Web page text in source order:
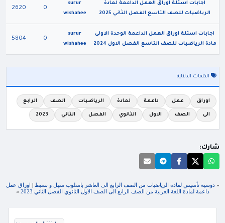
اجابات اسئلة اوراق العمل الداعمة لمادة
الرياضيات للصف التاسع الفصل الثاني 2025
surur
wishahee
0
2620
اجابات اسئلة اوراق العمل الداعمة الوحدة الاولى
مادة الرياضيات للصف التاسع الفصل الاول 2024
surur
wishahee
0
5804
الكلمات الدلالية
اوراق عمل داعمة لمادة الرياضيات الصف الرابع
الى الصف الاول الثانوي الفصل الثاني 2023
شارك:
«دوسية تأسيس لمادة الرياضيات من الصف الرابع الى العاشر باسلوب سهل و بسيط | اوراق عمل
داعمة لمادة اللغة العربية من الصف الرابع الى الصف الاول الثانوي الفصل الثاني 2023
»